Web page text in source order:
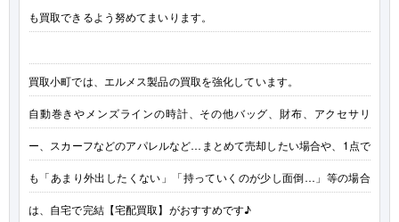
も買取できるよう努めてまいります。
買取小町では、エルメス製品の買取を強化しています。
自動巻きやメンズラインの時計、その他バッグ、財布、アクセサリ
ー、スカーフなどのアパレルなど…まとめて売却したい場合や、1点で
も「あまり外出したくない」「持っていくのが少し面倒…」等の場合
は、自宅で完結【宅配買取】がおすすめです♪